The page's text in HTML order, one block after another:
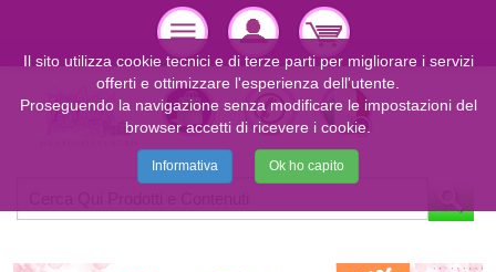
Il sito utilizza cookie tecnici e di terze parti per migliorare i servizi
offerti e ottimizzare l'esperienza dell'utente.
Proseguendo la navigazione senza modificare le impostazioni del
browser accetti di ricevere i cookie.
Informativa Ok ho capito